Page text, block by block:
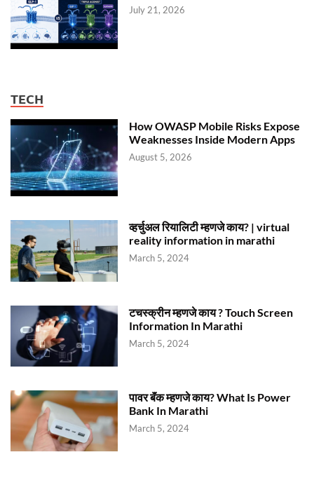
July 21, 2026
TECH
How OWASP Mobile Risks Expose
Weaknesses Inside Modern Apps
August 5, 2026
व्हर्चुअल रियालिटी म्हणजे काय? | virtual
reality information in marathi
March 5, 2024
टचस्क्रीन म्हणजे काय ? Touch Screen
Information In Marathi
March 5, 2024
पावर बॅंक म्हणजे काय? What Is Power
Bank In Marathi
March 5, 2024